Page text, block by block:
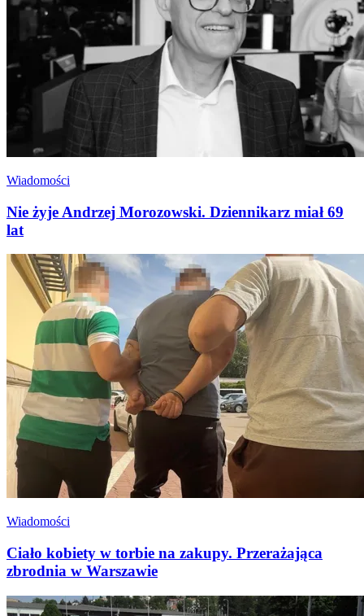
Wiadomości
Nie żyje Andrzej Morozowski. Dziennikarz miał 69
lat
Wiadomości
Ciało kobiety w torbie na zakupy. Przerażająca
zbrodnia w Warszawie